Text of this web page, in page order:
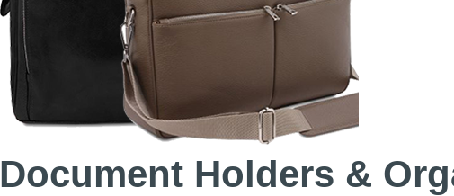
Document Holders &